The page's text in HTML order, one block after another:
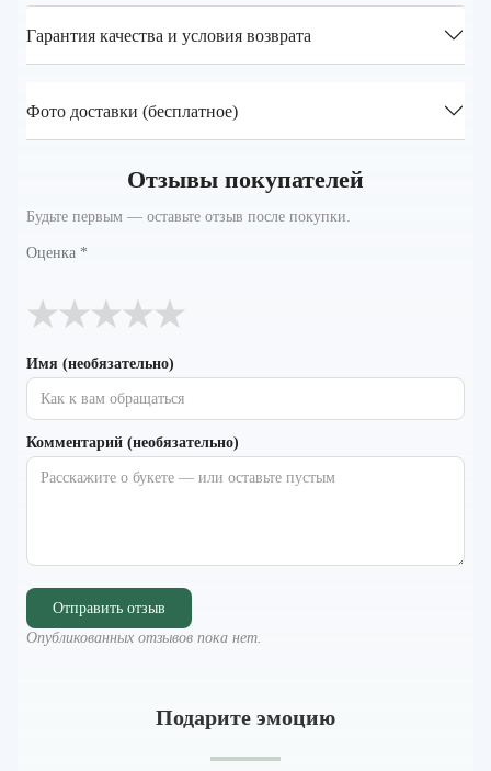
Гарантия качества и условия возврата
Фото доставки (бесплатное)
Отзывы покупателей
Будьте первым — оставьте отзыв после покупки.
Оценка *
★
★
★
★
★
Имя (необязательно)
Комментарий (необязательно)
Отправить отзыв
Опубликованных отзывов пока нет.
Подарите эмоцию